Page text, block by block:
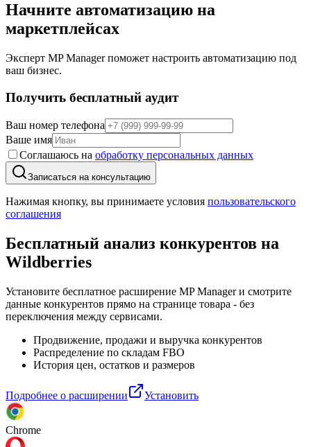
Начните автоматизацию на
маркетплейсах
Эксперт MP Manager поможет настроить автоматизацию под
ваш бизнес.
Получить бесплатный аудит
Ваш номер телефона
Ваше имя
Соглашаюсь на обработку персональных данных
Записаться на консультацию
Нажимая кнопку, вы принимаете условия пользовательского
соглашения
Бесплатный анализ конкурентов на
Wildberries
Установите бесплатное расширение MP Manager и смотрите
данные конкурентов прямо на странице товара - без
переключения между сервисами.
Продвижение, продажи и выручка конкурентов
Распределение по складам FBO
История цен, остатков и размеров
Подробнее о расширении Установить
Chrome